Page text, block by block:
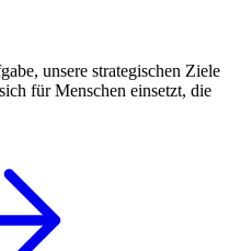
unsere strategischen Ziele
für Menschen einsetzt, die